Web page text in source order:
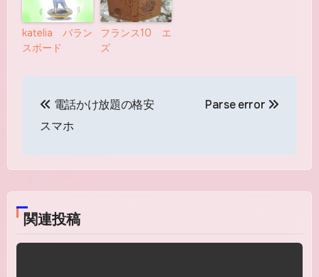
katelia バラン
スボード
フランス10 エ
ズ
稿
ビ
ゲ
ー
電話かけ放題の格安
スマホ
Parse error
関連投稿